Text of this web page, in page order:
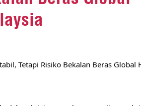
Tetapi Risiko Bekalan Beras Global